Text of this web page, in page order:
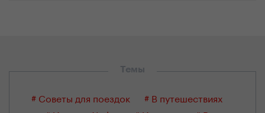
Темы
# Советы для поездок
# В путешествиях